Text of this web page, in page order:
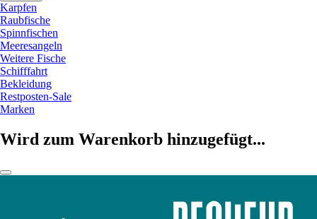
Karpfen
Raubfische
Spinnfischen
Meeresangeln
Weitere Fische
Schifffahrt
Bekleidung
Restposten-Sale
Marken
Wird zum Warenkorb hinzugefügt...